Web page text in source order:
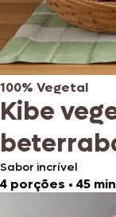
100% Vegetal
Kibe
Sabor incrível
4 porções • 45